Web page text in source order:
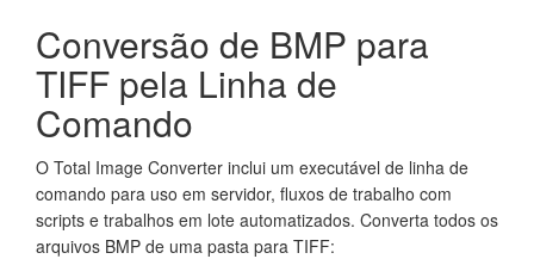
Conversão de BMP para
TIFF pela Linha de
Comando
O Total Image Converter inclui um executável de linha de
comando para uso em servidor, fluxos de trabalho com
scripts e trabalhos em lote automatizados. Converta todos os
arquivos BMP de uma pasta para TIFF: